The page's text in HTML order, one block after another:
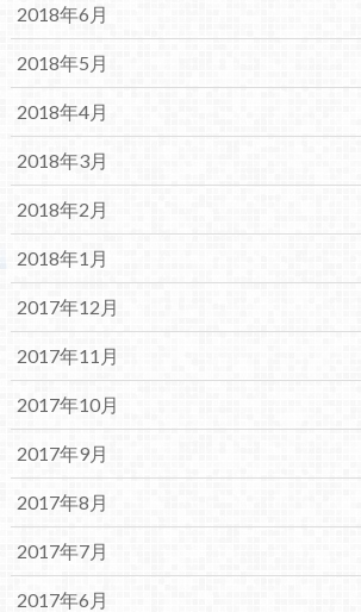
2018年6月
2018年5月
2018年4月
2018年3月
2018年2月
2018年1月
2017年12月
2017年11月
2017年10月
2017年9月
2017年8月
2017年7月
2017年6月